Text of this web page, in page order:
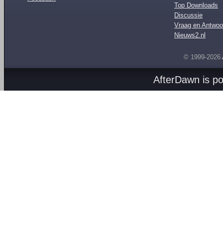
Top Downloads
Discussie
Vraag en
Nieuws2.nl
© 1999-2026
AfterDawn is